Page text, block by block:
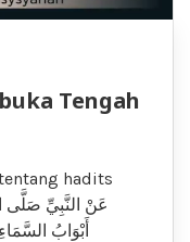
Tengah
hadits
أَبْوَابُ